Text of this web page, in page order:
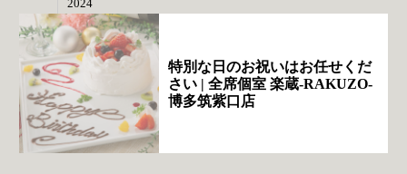
2024
特別な日のお祝いはお任せくだ
さい | 全席個室 楽蔵‐RAKUZO‐
博多筑紫口店